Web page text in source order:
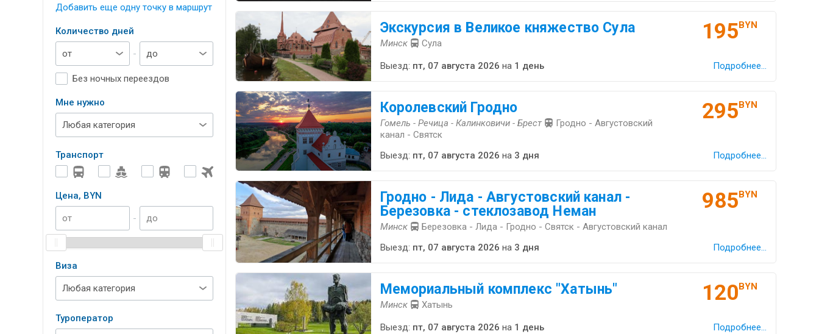
Добавить еще одну точку в маршрут
Количество дней
-
Без ночных переездов
Мне нужно
Транспорт
Цена, BYN
-
Виза
Туроператор
Экскурсия в Великое княжество Сула
Минск Сула 195BYN
Выезд: пт, 07 августа 2026 на 1 день Подробнее...
Королевский Гродно
Гомель - Речица - Калинковичи - Брест
Гродно - Августовский
канал - Святск
295BYN
Выезд: пт, 07 августа 2026 на 3 дня Подробнее...
Гродно - Лида - Августовский канал -
Березовка - стеклозавод Неман
Минск Березовка - Лида - Гродно - Святск - Августовский канал
985BYN
Выезд: пт, 07 августа 2026 на 3 дня Подробнее...
Ме­мо­ри­аль­ный ком­плекс "Ха­тынь"
Минск Хатынь 120BYN
Выезд: пт, 07 августа 2026 на 1 день Подробнее...